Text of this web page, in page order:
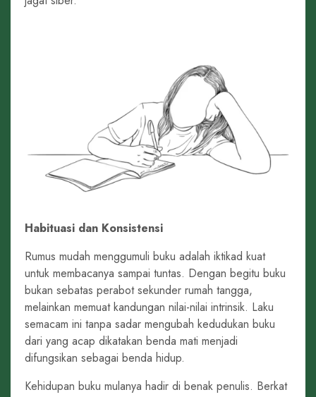
Habituasi dan Konsistensi
Rumus mudah menggumuli buku adalah iktikad kuat
untuk membacanya sampai tuntas. Dengan begitu buku
bukan sebatas perabot sekunder rumah tangga,
melainkan memuat kandungan nilai-nilai intrinsik. Laku
semacam ini tanpa sadar mengubah kedudukan buku
dari yang acap dikatakan benda mati menjadi
difungsikan sebagai benda hidup.
Kehidupan buku mulanya hadir di benak penulis. Berkat